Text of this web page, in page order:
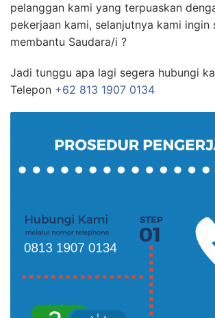
pelanggan kami yang terpuaskan
pekerjaan kami, selanjutnya kami ingin
membantu Saudara/i ?
Jadi tunggu apa lagi segera hubungi
Telepon +62 813 1907 0134